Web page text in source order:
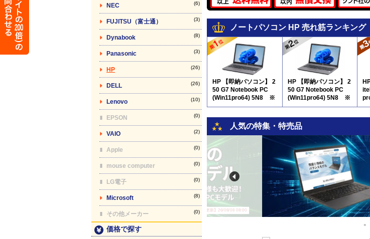
NEC (6)
FUJITSU（富士通） (3)
Dynabook (8)
Panasonic (3)
HP (26)
DELL (26)
Lenovo (10)
EPSON (0)
VAIO (2)
Apple (0)
mouse computer (0)
LG電子 (0)
Microsoft (8)
その他メーカー (0)
価格で探す
ノートパソコン HP 売れ筋ランキング
HP 【即納パソコン】 2
50 G7 Notebook PC
(Win11pro64) 5N8 ※
テンキー付
HP 【即納パソコン】 2
50 G7 Notebook PC
(Win11pro64) 5N8 ※
テンキー付
ー
人気の特集・特売品
【最終更新】26/08/08 08:00